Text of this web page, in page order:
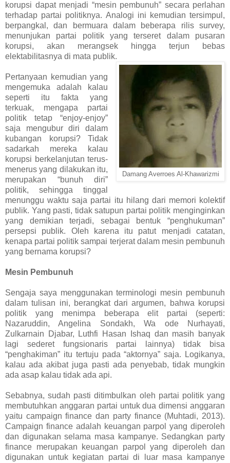
korupsi dapat menjadi “mesin pembunuh” secara perlahan
terhadap partai politiknya. Analogi ini kemudian tersimpul,
berpangkal, dan bermuara dalam beberapa rilis survey,
menunjukan partai politik yang terseret dalam pusaran
korupsi, akan merangsek hingga terjun bebas
elektabilitasnya di mata publik.
Damang Averroes Al-Khawarizmi
Pertanyaan kemudian yang
mengemuka adalah kalau
seperti itu fakta yang
terkuak, mengapa partai
politik tetap “enjoy-enjoy”
saja mengubur diri dalam
kubangan korupsi? Tidak
sadarkah mereka kalau
korupsi berkelanjutan terus-
menerus yang dilakukan itu,
merupakan “bunuh diri”
politik, sehingga tinggal
menunggu waktu saja partai itu hilang dari memori kolektif
publik. Yang pasti, tidak satupun partai politik menginginkan
yang demikian terjadi, sebagai bentuk “penghukuman”
persepsi publik. Oleh karena itu patut menjadi catatan,
kenapa partai politik sampai terjerat dalam mesin pembunuh
yang bernama korupsi?
Mesin Pembunuh
Sengaja saya menggunakan terminologi mesin pembunuh
dalam tulisan ini, berangkat dari argumen, bahwa korupsi
politik yang menimpa beberapa elit partai (seperti:
Nazaruddin, Angelina Sondakh, Wa ode Nurhayati,
Zulkarnain Djabar, Luthfi Hasan Ishaq dan masih banyak
lagi sederet fungsionaris partai lainnya) tidak bisa
“penghakiman” itu tertuju pada “aktornya” saja. Logikanya,
kalau ada akibat juga pasti ada penyebab, tidak mungkin
ada asap kalau tidak ada api.
Sebabnya, sudah pasti ditimbulkan oleh partai politik yang
membutuhkan anggaran partai untuk dua dimensi anggaran
yaitu campaign finance dan party finance (Muhtadi, 2013).
Campaign finance adalah keuangan parpol yang diperoleh
dan digunakan selama masa kampanye. Sedangkan party
finance merupakan keuangan parpol yang diperoleh dan
digunakan untuk kegiatan partai di luar masa kampanye